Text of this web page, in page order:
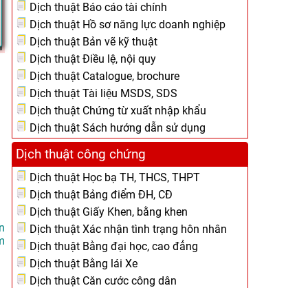
Dịch thuật Báo cáo tài chính
Dịch thuật Hồ sơ năng lực doanh nghiệp
Dịch thuật Bản vẽ kỹ thuật
Dịch thuật Điều lệ, nội quy
Dịch thuật Catalogue, brochure
Dịch thuật Tài liệu MSDS, SDS
Dịch thuật Chứng từ xuất nhập khẩu
Dịch thuật Sách hướng dẫn sử dụng
Dịch thuật công chứng
Dịch thuật Học bạ TH, THCS, THPT
Dịch thuật Bảng điểm ĐH, CĐ
Dịch thuật Giấy Khen, bằng khen
Dịch thuật Xác nhận tình trạng hôn nhân
Dịch thuật Bằng đại học, cao đẳng
Dịch thuật Bằng lái Xe
Dịch thuật Căn cước công dân